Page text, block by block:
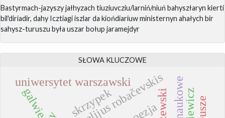
Bastyrmach-jazyszy jałhyzach tiuziuvcziu/larniń/niuń bahyszłaryn kierti
bil'diriadir, dahy Icztiagi iszlar da kiońdiariuw ministernyn ahałych bir
sahysz-turuszu była uszar bołup jaramejdyr
SŁOWA KLUCZOWE
elijus robačevskis
skrzypek
uniwersytet warszawski
galwie